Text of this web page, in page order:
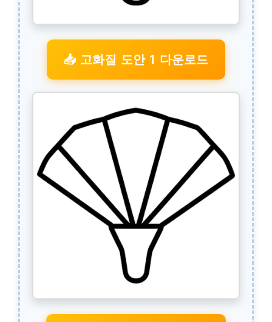
📥 고화질 도안 1 다운로드